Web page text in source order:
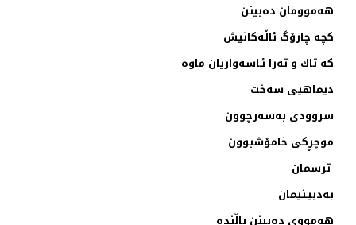
هه‌موومان ده‌بینن
كچه‌ چارۆگ ئاڵه‌كانیش
كه‌ تاك و ته‌را ئـاسه‌واریان ماوه‌
دیماهیی‌ سه‌خت
سروودی به‌سه‌رچوون
موچڕكی خامۆشبوون
ترسمان
به‌دبیـنیمان
هه‌مووی ده‌بینن باڵنده‌